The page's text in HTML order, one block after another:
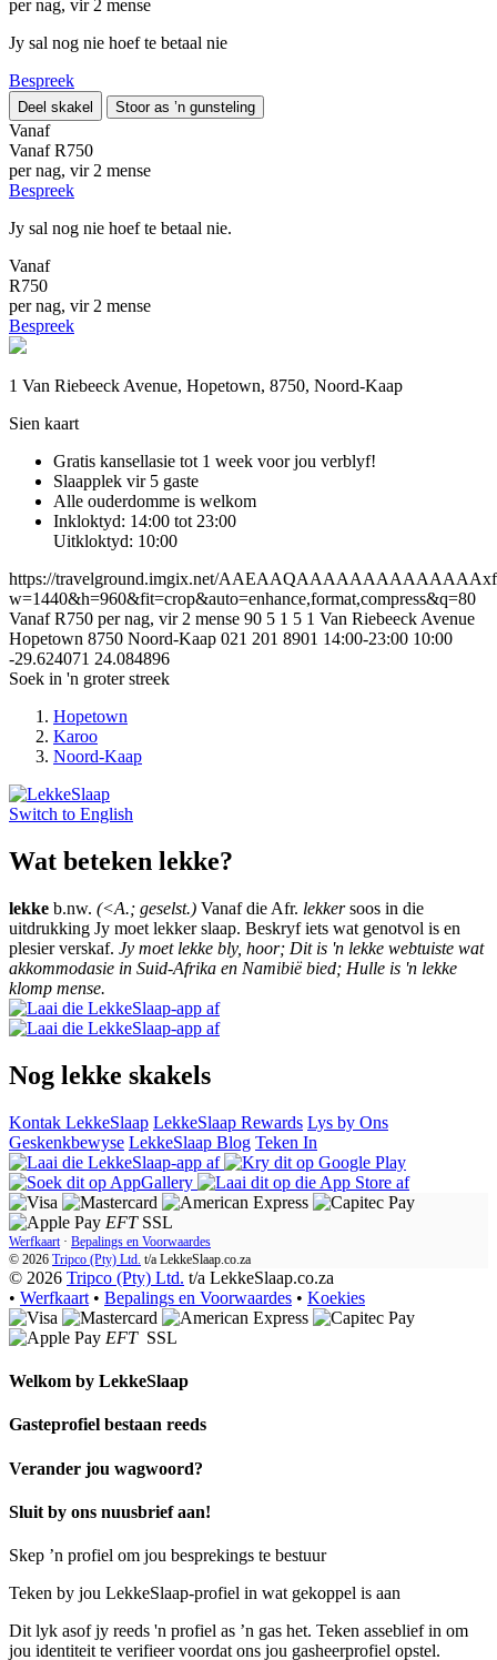
per nag, vir 2 mense
Jy sal nog nie hoef te betaal nie
Bespreek
Deel skakel Stoor as ’n gunsteling
Vanaf
Vanaf R750
per nag, vir 2 mense
Bespreek
Jy sal nog nie hoef te betaal nie.
Vanaf
R750
per nag, vir 2 mense
Bespreek
1 Van Riebeeck Avenue, Hopetown, 8750, Noord-Kaap
Sien kaart
Gratis kansellasie tot 1 week voor jou verblyf!
Slaapplek vir 5 gaste
Alle ouderdomme is welkom
Inkloktyd: 14:00 tot 23:00
Uitkloktyd: 10:00
https://travelground.imgix.net/
w=1440&h=960&fit=crop&auto=enhance,format,compress&q=80
Vanaf R750 per nag, vir 2 mense 90 5 1 5 1 Van Riebeeck Avenue
Hopetown 8750 Noord-Kaap 021 201 8901 14:00-23:00 10:00
-29.624071 24.084896
Soek in 'n groter streek
Hopetown
Karoo
Noord-Kaap
Switch to English
Wat beteken lekke?
lekke b.nw. (<A.; geselst.) Vanaf die Afr. lekkersoos in die
uitdrukking Jy moet lekker slaap. Beskryf iets wat genotvol is en
plesier verskaf. Jy moet lekke bly, hoor; Dit is 'n lekke webtuiste wat
akkommodasie in Suid-Afrika en Namibië bied; Hulle is 'n lekke
klomp mense.
Nog lekke skakels
Kontak LekkeSlaap LekkeSlaap Rewards Lys by Ons
Geskenkbewyse LekkeSlaap Blog Teken In
EFT SSL
Werfkaart · Bepalings en Voorwaardes
© 2026 Tripco (Pty) Ltd. t/a LekkeSlaap.co.za
© 2026 Tripco (Pty) Ltd. t/a LekkeSlaap.co.za
• Werfkaart • Bepalings en Voorwaardes • Koekies
EFT SSL
Welkom by LekkeSlaap
Gasteprofiel bestaan ​​reeds
Verander jou wagwoord?
Sluit by ons nuusbrief aan!
Skep ’n profiel om jou besprekings te bestuur
Teken by jou LekkeSlaap-profiel in wat gekoppel is aan
Dit lyk asof jy reeds 'n profiel as ’n gas het. Teken asseblief in om
jou identiteit te verifieer voordat ons jou gasheerprofiel opstel.